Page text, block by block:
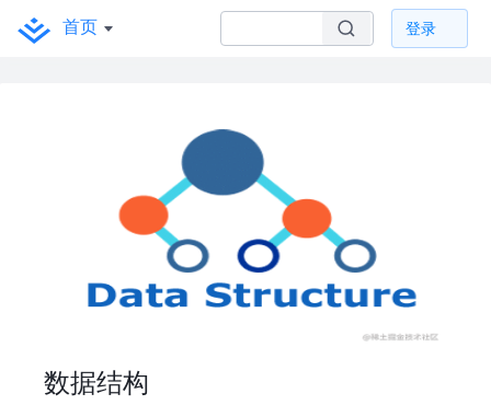
首页 登录
数据结构